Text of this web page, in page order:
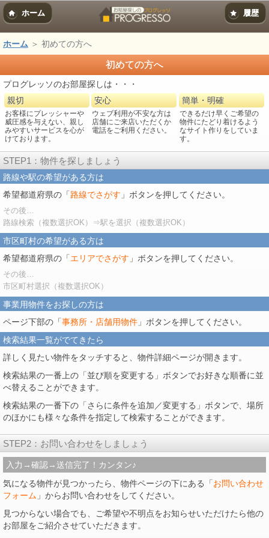
ホーム 履歴
ホーム ＞ 初めての方へ
初めての方へ
プログレッソのお部屋探しは・・・
親切
お客様にプレッシャーや
威圧感を与えない、親し
みやすいサービスを心が
けております。
安心
ウェブ利用が不安な方は
店舗にご来店いただくか
電話をご利用ください。
簡単・明確
できるだけ早くご希望の
物件にたどり着けるよう
なサイト作りをしていま
す。
STEP1：物件を探しましょう
路線や駅の希望がある方は
希望都道府県の「 路線でさがす 」ボタンを押してください。
その後…
路線検索（複数選択OK）⇒駅を選択（複数選択OK）
市区町村の希望がある方は
希望都道府県の「 エリアでさがす 」ボタンを押してください。
その後…
市区町村選択（複数選択OK）
事業用物件をお探しの方は
ページ下部の「 事務所・店舗用物件 」ボタンを押してください。
検索結果一覧がでてきたら
詳しく見たい物件をタッチすると、物件詳細ページが開きます。
検索結果の一番上の「並び順を変更する」ボタンでお好きな順番に並
べ替えることができます。
検索結果の一番下の「さらに条件を追加／変更する」ボタンで、場所
のほかにも様々な条件を指定して検索することができます。
STEP2：お問い合わせをしましょう
入力→確認→送信完了！カンタン♪
気になる物件が見つかったら、物件ページの下にある「 お問い合わせ
フォーム 」からお問い合わせをしてください。
見つからない場合でも、ご希望や不明点をお知らせいただけたら他の
お部屋をご紹介させていただきます。